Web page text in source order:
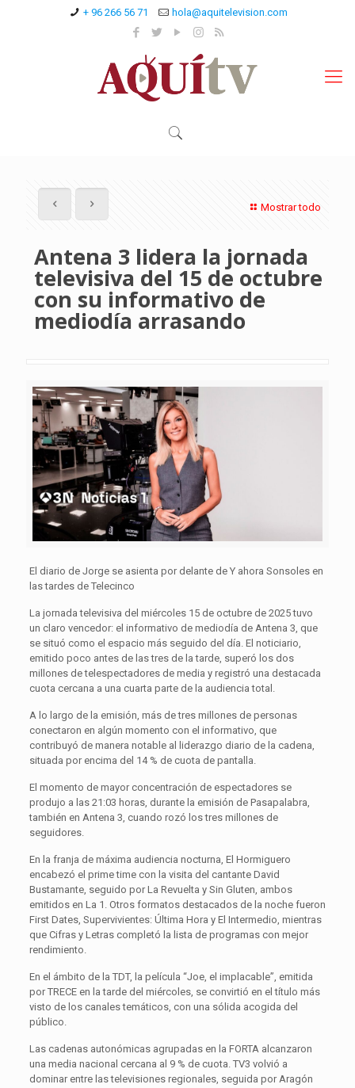
+ 96 266 56 71 hola@aquitelevision.com
Mostrar todo
Antena 3 lidera la jornada
televisiva del 15 de octubre
con su informativo de
mediodía arrasando
El diario de Jorge se asienta por delante de Y ahora Sonsoles en
las tardes de Telecinco
La jornada televisiva del miércoles 15 de octubre de 2025 tuvo
un claro vencedor: el informativo de mediodía de Antena 3, que
se situó como el espacio más seguido del día. El noticiario,
emitido poco antes de las tres de la tarde, superó los dos
millones de telespectadores de media y registró una destacada
cuota cercana a una cuarta parte de la audiencia total.
A lo largo de la emisión, más de tres millones de personas
conectaron en algún momento con el informativo, que
contribuyó de manera notable al liderazgo diario de la cadena,
situada por encima del 14 % de cuota de pantalla.
El momento de mayor concentración de espectadores se
produjo a las 21:03 horas, durante la emisión de Pasapalabra,
también en Antena 3, cuando rozó los tres millones de
seguidores.
En la franja de máxima audiencia nocturna, El Hormiguero
encabezó el prime time con la visita del cantante David
Bustamante, seguido por La Revuelta y Sin Gluten, ambos
emitidos en La 1. Otros formatos destacados de la noche fueron
First Dates, Supervivientes: Última Hora y El Intermedio, mientras
que Cifras y Letras completó la lista de programas con mejor
rendimiento.
En el ámbito de la TDT, la película “Joe, el implacable”, emitida
por TRECE en la tarde del miércoles, se convirtió en el título más
visto de los canales temáticos, con una sólida acogida del
público.
Las cadenas autonómicas agrupadas en la FORTA alcanzaron
una media nacional cercana al 9 % de cuota. TV3 volvió a
dominar entre las televisiones regionales, seguida por Aragón